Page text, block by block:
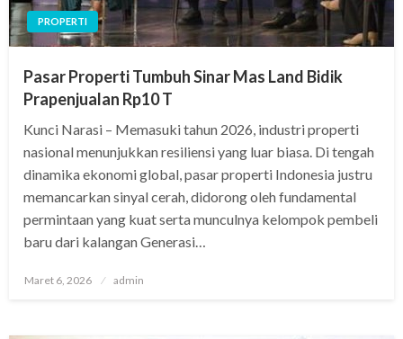
PROPERTI
Pasar Properti Tumbuh Sinar Mas Land Bidik
Prapenjualan Rp10 T
Kunci Narasi – Memasuki tahun 2026, industri properti
nasional menunjukkan resiliensi yang luar biasa. Di tengah
dinamika ekonomi global, pasar properti Indonesia justru
memancarkan sinyal cerah, didorong oleh fundamental
permintaan yang kuat serta munculnya kelompok pembeli
baru dari kalangan Generasi…
Posted
Maret 6, 2026 admin